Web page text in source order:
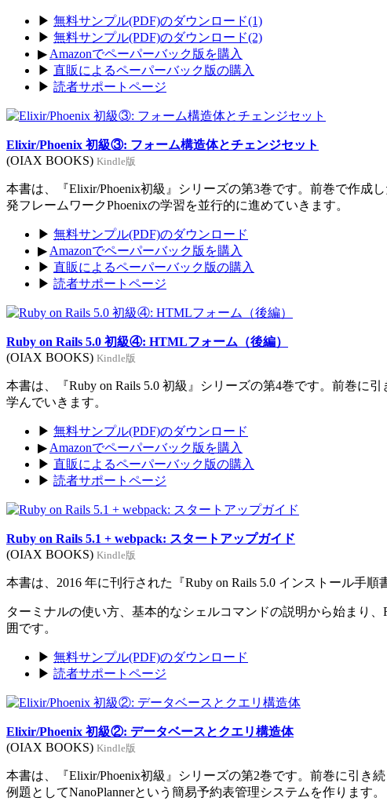
▶ 無料サンプル(PDF)のダウンロード(1)
▶ 無料サンプル(PDF)のダウンロード(2)
▶ Amazonでペーパーバック版を購入
▶ 直販によるペーパーバック版の購入
▶ 読者サポートページ
Elixir/Phoenix 初級③: フォーム構造体とチェンジセット
(OIAX BOOKS) Kindle版
本書は、『Elixir/Phoenix初級』シリーズの第3巻です。前巻で作成
発フレームワークPhoenixの学習を並行的に進めていきます。
▶ 無料サンプル(PDF)のダウンロード
▶ Amazonでペーパーバック版を購入
▶ 直販によるペーパーバック版の購入
▶ 読者サポートページ
Ruby on Rails 5.0 初級④: HTMLフォーム（後編）
(OIAX BOOKS) Kindle版
本書は、『Ruby on Rails 5.0 初級』シリーズの第4巻です。前巻に
学んでいきます。
▶ 無料サンプル(PDF)のダウンロード
▶ Amazonでペーパーバック版を購入
▶ 直販によるペーパーバック版の購入
▶ 読者サポートページ
Ruby on Rails 5.1 + webpack: スタートアップガイド
(OIAX BOOKS) Kindle版
本書は、2016 年に刊行された『Ruby on Rails 5.0 インストール手
ターミナルの使い方、基本的なシェルコマンドの説明から始まり
囲です。
▶ 無料サンプル(PDF)のダウンロード
▶ 読者サポートページ
Elixir/Phoenix 初級②: データベースとクエリ構造体
(OIAX BOOKS) Kindle版
本書は、『Elixir/Phoenix初級』シリーズの第2巻です。前巻に引き
例題としてNanoPlannerという簡易予約表管理システムを作ります。